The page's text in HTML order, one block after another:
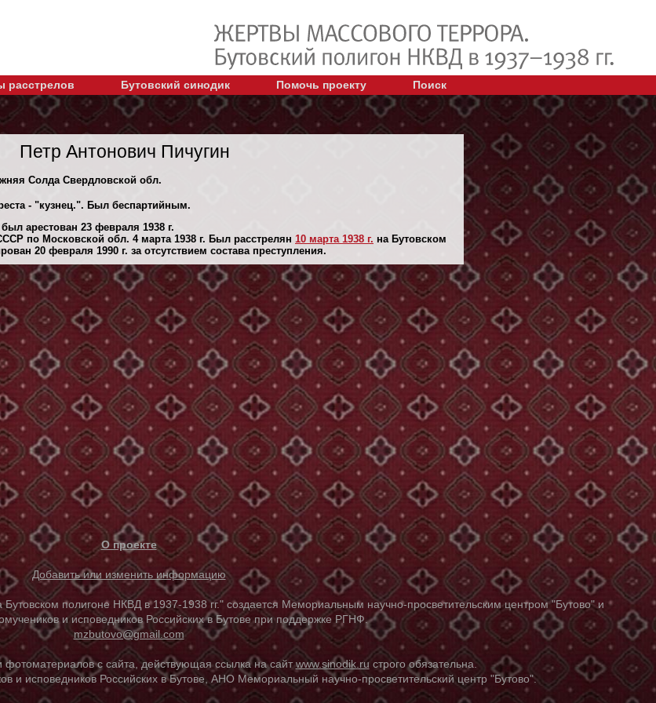
расстрелов Бутовский синодик Помочь проекту Поиск
Петр Антонович Пичугин
Солда Свердловской обл.
- "кузнец.". Был беспартийным.
арестован 23 февраля 1938 г.
по Московской обл. 4 марта 1938 г. Был расстрелян 10 марта 1938 г. на Бутовском
20 февраля 1990 г. за отсутствием состава преступления.
О проекте
Добавить или изменить информацию
полигоне НКВД в 1937-1938 гг." создается Мемориальным научно-просветительским центром "Бутово" и
и исповедников Российских в Бутове при поддержке РГНФ.
mzbutovo@gmail.com
с сайта, действующая ссылка на сайтwww.sinodik.ru строго обязательна.
исповедников Российских в Бутове, АНО Мемориальный научно-просветительский центр "Бутово".